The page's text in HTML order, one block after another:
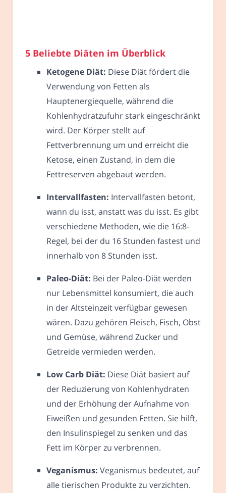
5 Beliebte Diäten im Überblick
Ketogene Diät: Diese Diät fördert die
Verwendung von Fetten als
Hauptenergiequelle, während die
Kohlenhydratzufuhr stark eingeschränkt
wird. Der Körper stellt auf
Fettverbrennung um und erreicht die
Ketose, einen Zustand, in dem die
Fettreserven abgebaut werden.
Intervallfasten: Intervallfasten betont,
wann du isst, anstatt was du isst. Es gibt
verschiedene Methoden, wie die 16:8-
Regel, bei der du 16 Stunden fastest und
innerhalb von 8 Stunden isst.
Paleo-Diät: Bei der Paleo-Diät werden
nur Lebensmittel konsumiert, die auch
in der Altsteinzeit verfügbar gewesen
wären. Dazu gehören Fleisch, Fisch, Obst
und Gemüse, während Zucker und
Getreide vermieden werden.
Low Carb Diät: Diese Diät basiert auf
der Reduzierung von Kohlenhydraten
und der Erhöhung der Aufnahme von
Eiweißen und gesunden Fetten. Sie hilft,
den Insulinspiegel zu senken und das
Fett im Körper zu verbrennen.
Veganismus: Veganismus bedeutet, auf
alle tierischen Produkte zu verzichten.